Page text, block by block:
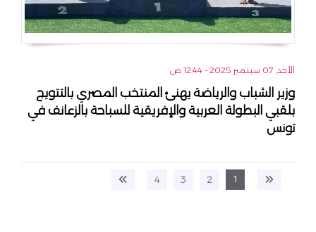
الأحد, 07 سبتمبر 2025 - 12:44 ص
وزير الشباب والرياضة يهنئ المنتخب المصري بالتتويج
بلقبي البطولة العربية والإفريقية للسباحة بالزعانف في
تونس
1
2
3
4